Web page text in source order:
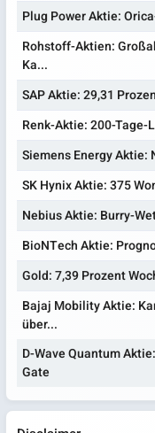
Plug Power Aktie:
Rohstoff-Aktien:
Ka...
SAP Aktie: 29,31
Renk-Aktie: 200-Tage-
Siemens Energy
SK Hynix Aktie: 375
Nebius Aktie: Burry-
BioNTech Aktie:
Gold: 7,39 Prozent
Bajaj Mobility Aktie:
über...
D-Wave Quantum
Gate